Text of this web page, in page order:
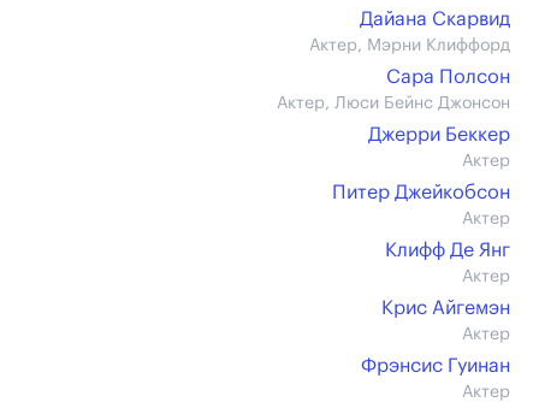
Дайана Скарвид
Актер, Мэрни Клиффорд
Сара Полсон
Актер, Люси Бейнс Джонсон
Джерри Беккер
Актер
Питер Джейкобсон
Актер
Клифф Де Янг
Актер
Крис Айгемэн
Актер
Фрэнсис Гуинан
Актер